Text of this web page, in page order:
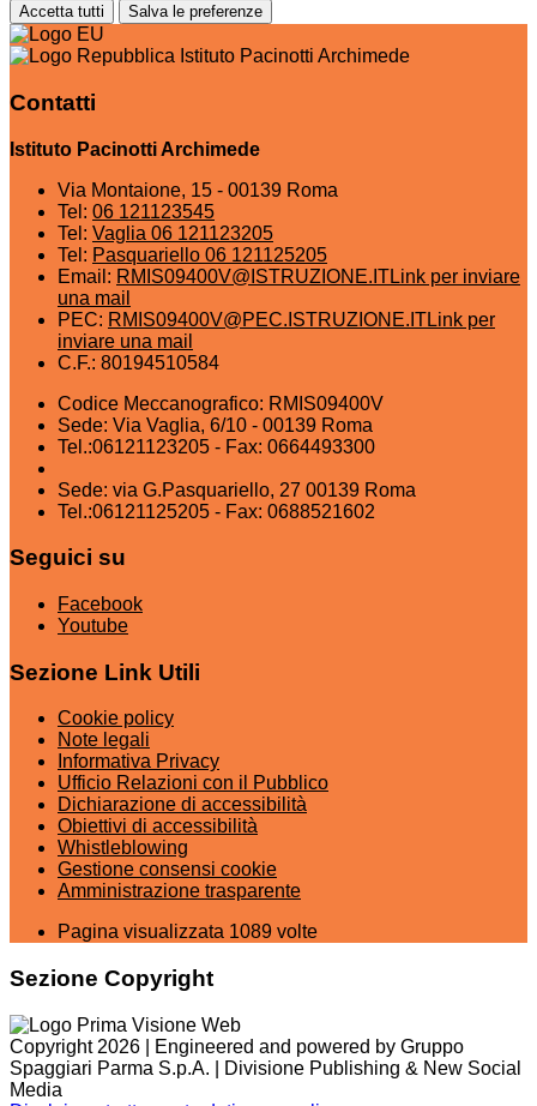
Accetta tutti Salva le preferenze
Istituto Pacinotti Archimede
Contatti
Istituto Pacinotti Archimede
Via Montaione, 15 - 00139 Roma
Tel: 06 121123545
Tel: Vaglia 06 121123205
Tel: Pasquariello 06 121125205
Email: RMIS09400V@ISTRUZIONE.ITLink per inviare
una mail
PEC: RMIS09400V@PEC.ISTRUZIONE.ITLink per
inviare una mail
C.F.: 80194510584
Codice Meccanografico: RMIS09400V
Sede: Via Vaglia, 6/10 - 00139 Roma
Tel.:06121123205 - Fax: 0664493300
Sede: via G.Pasquariello, 27 00139 Roma
Tel.:06121125205 - Fax: 0688521602
Seguici su
Facebook
Youtube
Sezione Link Utili
Cookie policy
Note legali
Informativa Privacy
Ufficio Relazioni con il Pubblico
Dichiarazione di accessibilità
Obiettivi di accessibilità
Whistleblowing
Gestione consensi cookie
Amministrazione trasparente
Pagina visualizzata 1089 volte
Sezione Copyright
Copyright 2026 | Engineered and powered by Gruppo
Spaggiari Parma S.p.A. | Divisione Publishing & New Social
Media